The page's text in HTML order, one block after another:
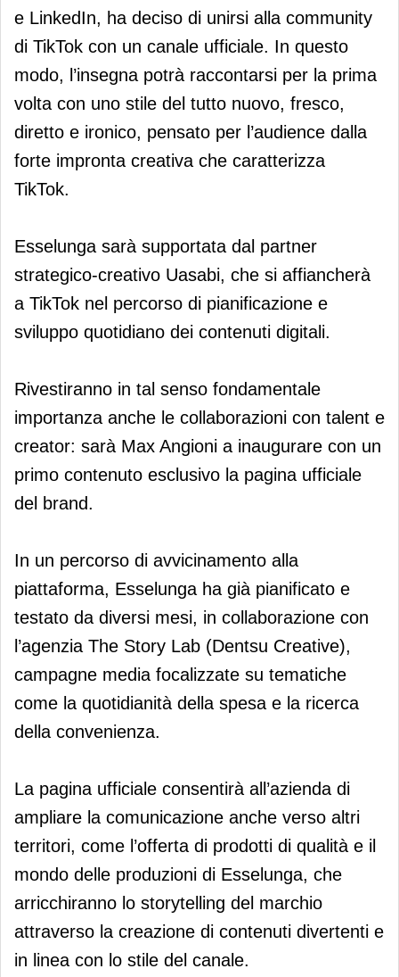
e LinkedIn, ha deciso di unirsi alla community
di TikTok con un canale ufficiale. In questo
modo, l’insegna potrà raccontarsi per la prima
volta con uno stile del tutto nuovo, fresco,
diretto e ironico, pensato per l’audience dalla
forte impronta creativa che caratterizza
TikTok.
Esselunga sarà supportata dal partner
strategico-creativo Uasabi, che si affiancherà
a TikTok nel percorso di pianificazione e
sviluppo quotidiano dei contenuti digitali.
Rivestiranno in tal senso fondamentale
importanza anche le collaborazioni con talent e
creator: sarà Max Angioni a inaugurare con un
primo contenuto esclusivo la pagina ufficiale
del brand.
In un percorso di avvicinamento alla
piattaforma, Esselunga ha già pianificato e
testato da diversi mesi, in collaborazione con
l’agenzia The Story Lab (Dentsu Creative),
campagne media focalizzate su tematiche
come la quotidianità della spesa e la ricerca
della convenienza.
La pagina ufficiale consentirà all’azienda di
ampliare la comunicazione anche verso altri
territori, come l’offerta di prodotti di qualità e il
mondo delle produzioni di Esselunga, che
arricchiranno lo storytelling del marchio
attraverso la creazione di contenuti divertenti e
in linea con lo stile del canale.